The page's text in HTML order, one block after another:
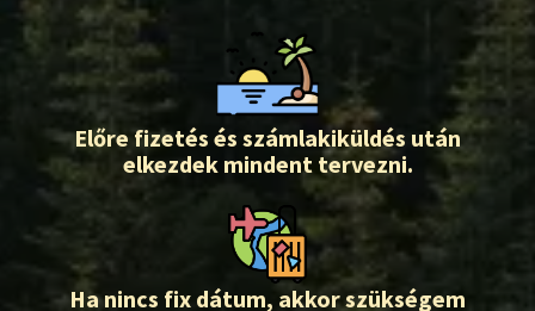
Előre fizetés és számlakiküldés után
elkezdek mindent tervezni.
Ha nincs fix dátum, akkor szükségem